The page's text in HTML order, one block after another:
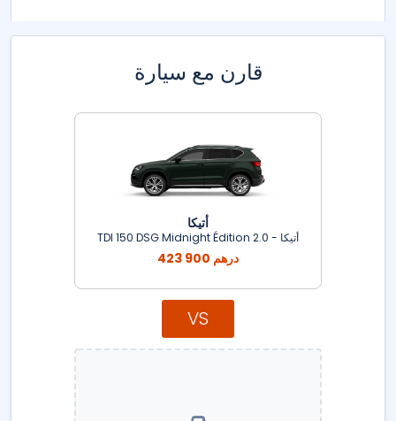
قارن مع سيارة
أتيكا
أتيكا - 2.0 TDI 150 DSG Midnight Édition
423 900 درهم
VS